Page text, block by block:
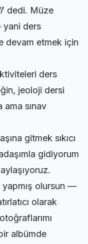
’ dedi. Müze
yani ders
devam etmek için
ders
jeoloji dersi
ama sınav
gitmek sıkıcı
gidiyorum
yapmış olursun —
olarak
albümde